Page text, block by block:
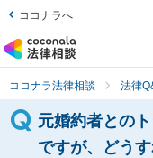
ココナラへ
ココナラ法律相談 法律
元婚約者との
ですが、どうす